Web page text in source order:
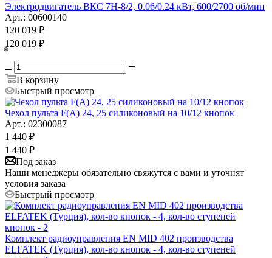
Электродвигатель ВКС 7H-8/2, 0.06/0.24 кВт, 600/2700 об/мин
Арт.: 00600140
120 019 ₽
120 019 ₽
*
В корзину
Быстрый просмотр
Чехол пульта F(A) 24, 25 силиконовый на 10/12 кнопок
Арт.: 02300087
1 440 ₽
1 440 ₽
Под заказ
Наши менеджеры обязательно свяжутся с вами и уточнят
условия заказа
Быстрый просмотр
Комплект радиоуправления EN MID 402 производства
ELFATEK (Турция), кол-во кнопок - 4, кол-во ступеней